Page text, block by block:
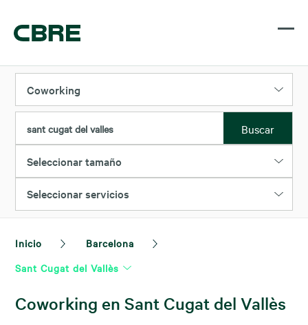
Coworking
sant cugat del valles Buscar
Seleccionar tamaño
Seleccionar servicios
Inicio
Barcelona
Sant Cugat del Vallès
Coworking en Sant Cugat del Vallès